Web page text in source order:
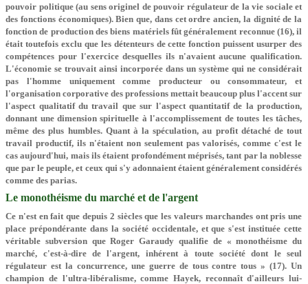
pouvoir politique (au sens originel de pouvoir régulateur de la vie sociale et
des fonctions économiques). Bien que, dans cet ordre ancien, la dignité de la
fonction de production des biens matériels fût généralement reconnue (16), il
était toutefois exclu que les détenteurs de cette fonction puissent usurper des
compétences pour l'exercice desquelles ils n'avaient aucune qualification.
L'économie se trouvait ainsi incorporée dans un système qui ne considérait
pas l'homme uniquement comme producteur ou consommateur, et
l'organisation corporative des professions mettait beaucoup plus l'accent sur
l'aspect qualitatif du travail que sur l'aspect quantitatif de la production,
donnant une dimension spirituelle à l'accomplissement de toutes les tâches,
même des plus humbles. Quant à la spéculation, au profit détaché de tout
travail productif, ils n'étaient non seulement pas valorisés, comme c'est le
cas aujourd'hui, mais ils étaient profondément méprisés, tant par la noblesse
que par le peuple, et ceux qui s'y adonnaient étaient généralement considérés
comme des parias.
Le monothéisme du marché et de l'argent
Ce n'est en fait que depuis 2 siècles que les valeurs marchandes ont pris une
place prépondérante dans la société occidentale, et que s'est instituée cette
véritable subversion que Roger Garaudy qualifie de « monothéisme du
marché, c'est-à-dire de l'argent, inhérent à toute société dont le seul
régulateur est la concurrence, une guerre de tous contre tous » (17). Un
champion de l'ultra-libéralisme, comme Hayek, reconnaît d'ailleurs lui-